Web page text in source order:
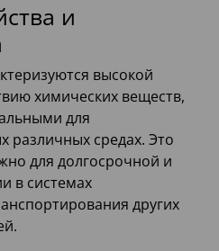
и
высокой
химических веществ,
для
различных средах. Это
для долгосрочной и
в системах
других